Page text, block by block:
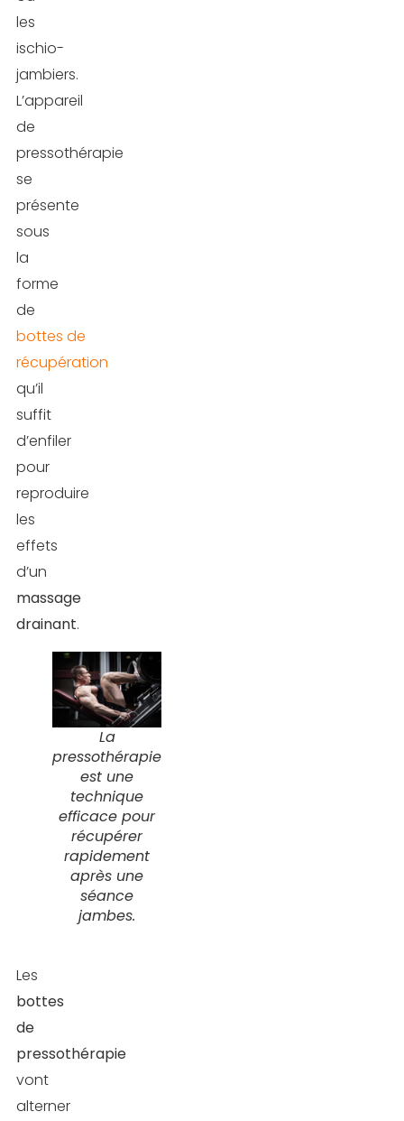
les
ischio-
jambiers.
L’appareil
de
pressothérapie
se
présente
sous
la
forme
de
bottes de
récupération
qu’il
suffit
d’enfiler
pour
reproduire
les
effets
d’un
massage
drainant.
La
pressothérapie
est une
technique
efficace pour
récupérer
rapidement
après une
séance
jambes.
Les
bottes
de
pressothérapie
vont
alterner